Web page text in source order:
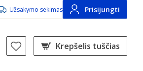
Užsakymo sekimas Prisijungti
Krepšelis tuščias